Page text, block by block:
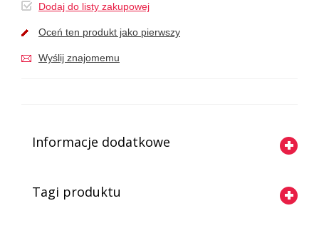
Dodaj do listy zakupowej
Oceń ten produkt jako pierwszy
Wyślij znajomemu
Informacje dodatkowe
Tagi produktu